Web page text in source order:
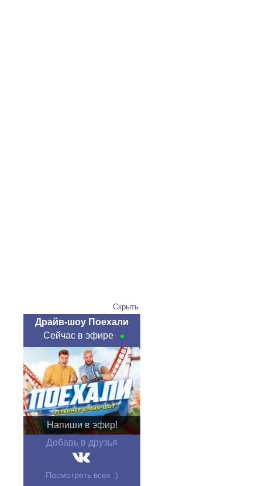
Скрыть
Драйв-шоу Поехали
Сейчас в эфире
Напиши в эфир!
Добавь в друзья
Посмотреть всех :)